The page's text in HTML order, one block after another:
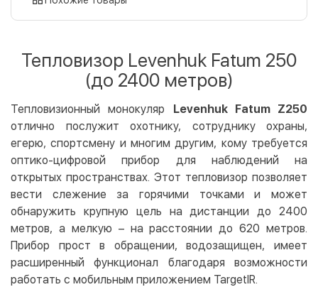
LiqPay
Google Pay
Безналичный расчет
Оплата на карту юр.лица
Оплата на счет юр.лица
Бесплатно
Мгновенная рассрочка (Приватбанк)
Оплата частями (Приватбанк)
Покупка частями (Монобанк)
Тепловизор Levenhuk Fatum 250
(до 2400 метров)
Тепловизионный монокуляр Levenhuk Fatum Z250
отлично послужит охотнику, сотруднику охраны,
егерю, спортсмену и многим другим, кому требуется
оптико-цифровой прибор для наблюдений на
открытых пространствах. Этот тепловизор позволяет
вести слежение за горячими точками и может
обнаружить крупную цель на дистанции до 2400
метров, а мелкую – на расстоянии до 620 метров.
Прибор прост в обращении, водозащищен, имеет
расширенный функционал благодаря возможности
работать с мобильным приложением TargetIR.